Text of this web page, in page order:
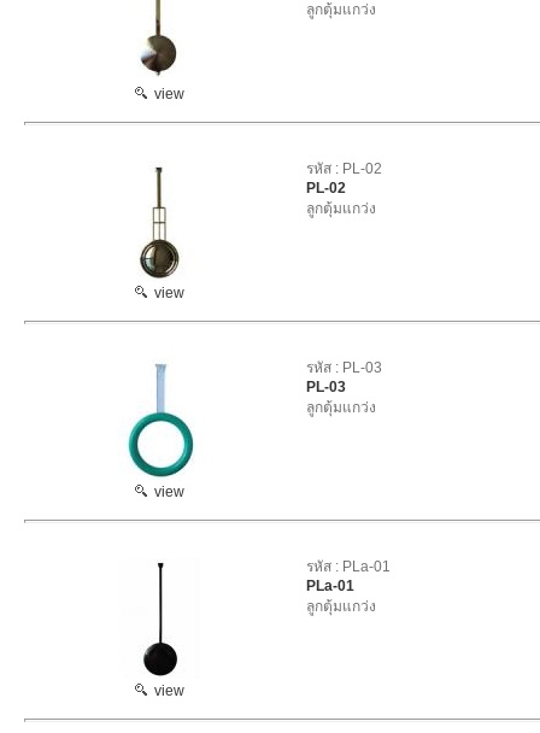
view
ลูกตุ้มแกว่ง
view
รหัส : PL-02
PL-02
ลูกตุ้มแกว่ง
view
รหัส : PL-03
PL-03
ลูกตุ้มแกว่ง
view
รหัส : PLa-01
PLa-01
ลูกตุ้มแกว่ง